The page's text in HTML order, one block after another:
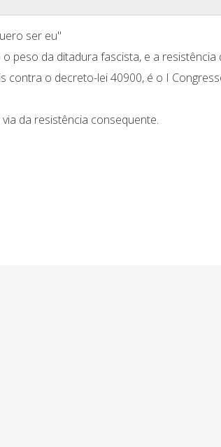
ser eu"
peso da ditadura fascista, e a
contra o decreto-lei 40900, é o I
da resistência consequente.